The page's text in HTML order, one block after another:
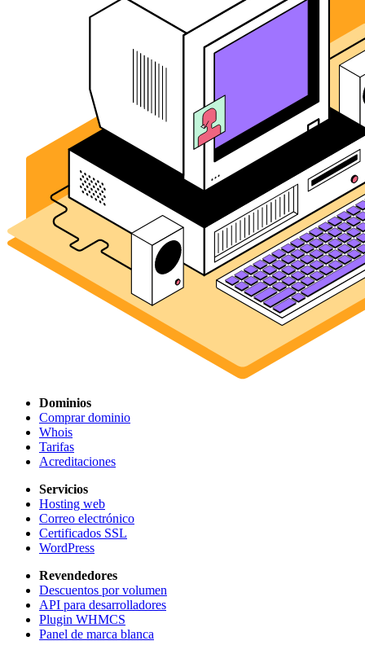
Dominios
Comprar dominio
Whois
Tarifas
Acreditaciones
Servicios
Hosting web
Correo electrónico
Certificados SSL
WordPress
Revendedores
Descuentos por volumen
API para desarrolladores
Plugin WHMCS
Panel de marca blanca